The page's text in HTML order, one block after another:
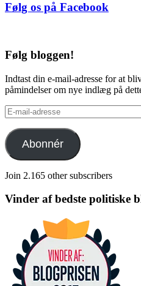
Følg os på Facebook
Følg bloggen!
Indtast din e-mail-adresse for at
påmindelser om nye indlæg på
E-
mail-
adresse
Abonnér
Join 2.165 other subscribers
Vinder af bedste politiske